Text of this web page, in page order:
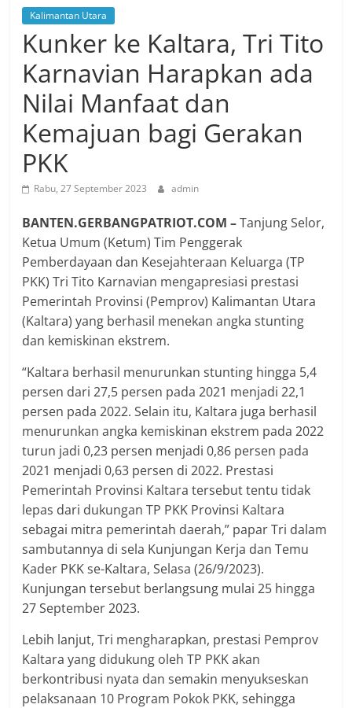
Kalimantan Utara
Kunker ke Kaltara, Tri Tito
Karnavian Harapkan ada
Nilai Manfaat dan
Kemajuan bagi Gerakan
PKK
Rabu, 27 September 2023 admin
BANTEN.GERBANGPATRIOT.COM –Tanjung Selor,
Ketua Umum (Ketum) Tim Penggerak
Pemberdayaan dan Kesejahteraan Keluarga (TP
PKK) Tri Tito Karnavian mengapresiasi prestasi
Pemerintah Provinsi (Pemprov) Kalimantan Utara
(Kaltara) yang berhasil menekan angka stunting
dan kemiskinan ekstrem.
“Kaltara berhasil menurunkan stunting hingga 5,4
persen dari 27,5 persen pada 2021 menjadi 22,1
persen pada 2022. Selain itu, Kaltara juga berhasil
menurunkan angka kemiskinan ekstrem pada 2022
turun jadi 0,23 persen menjadi 0,86 persen pada
2021 menjadi 0,63 persen di 2022. Prestasi
Pemerintah Provinsi Kaltara tersebut tentu tidak
lepas dari dukungan TP PKK Provinsi Kaltara
sebagai mitra pemerintah daerah,” papar Tri dalam
sambutannya di sela Kunjungan Kerja dan Temu
Kader PKK se-Kaltara, Selasa (26/9/2023).
Kunjungan tersebut berlangsung mulai 25 hingga
27 September 2023.
Lebih lanjut, Tri mengharapkan, prestasi Pemprov
Kaltara yang didukung oleh TP PKK akan
berkontribusi nyata dan semakin menyukseskan
pelaksanaan 10 Program Pokok PKK, sehingga